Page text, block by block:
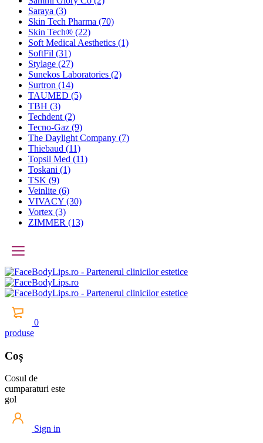
Saraya (3)
Skin Tech Pharma (70)
Skin Tech® (22)
Soft Medical Aesthetics (1)
SoftFil (31)
Stylage (27)
Sunekos Laboratories (2)
Surtron (14)
TAUMED (5)
TBH (3)
Techdent (2)
Tecno-Gaz (9)
The Daylight Company (7)
Thiebaud (11)
Topsil Med (11)
Toskani (1)
TSK (9)
Veinlite (6)
VIVACY (30)
Vortex (3)
ZIMMER (13)
0
produse
Coș
Cosul de
cumparaturi este
gol
Sign in